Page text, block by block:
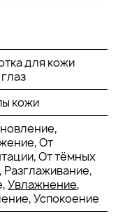
тетрапептид
покрова,
Сыворотка
и заметно
КОЖИ ВОКРУГ
SERUM?
для кожи
кожи
От
От тёмных
Разглаживание,
Увлажнение,
Успокоение